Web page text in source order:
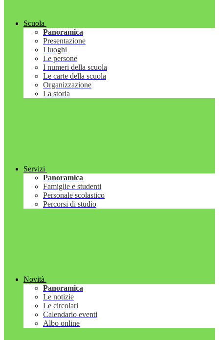
Scuola
Panoramica
Presentazione
I luoghi
Le persone
I numeri della scuola
Le carte della scuola
Organizzazione
La storia
Servizi
Panoramica
Famiglie e studenti
Personale scolastico
Percorsi di studio
Novità
Panoramica
Le notizie
Le circolari
Calendario eventi
Albo online